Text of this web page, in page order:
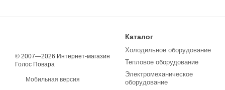
© 2007—2026 Интернет-магазин
Голос Повара
Мобильная версия
Каталог
Холодильное оборудование
Тепловое оборудование
Электромеханическое
оборудование